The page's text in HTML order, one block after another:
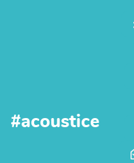
Aller au contenu
#acoustice